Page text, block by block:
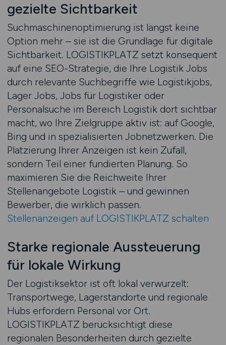
gezielte Sichtbarkeit
Suchmaschinenoptimierung ist längst keine
Option mehr – sie ist die Grundlage für digitale
Sichtbarkeit. LOGISTIKPLATZ setzt konsequent
auf eine SEO-Strategie, die Ihre Logistik Jobs
durch relevante Suchbegriffe wie Logistikjobs,
Lager Jobs, Jobs für Logistiker oder
Personalsuche im Bereich Logistik dort sichtbar
macht, wo Ihre Zielgruppe aktiv ist: auf Google,
Bing und in spezialisierten Jobnetzwerken. Die
Platzierung Ihrer Anzeigen ist kein Zufall,
sondern Teil einer fundierten Planung. So
maximieren Sie die Reichweite Ihrer
Stellenangebote Logistik – und gewinnen
Bewerber, die wirklich passen.
Stellenanzeigen auf LOGISTIKPLATZ schalten
Starke regionale Aussteuerung
für lokale Wirkung
Der Logistiksektor ist oft lokal verwurzelt:
Transportwege, Lagerstandorte und regionale
Hubs erfordern Personal vor Ort.
LOGISTIKPLATZ berücksichtigt diese
regionalen Besonderheiten durch gezielte